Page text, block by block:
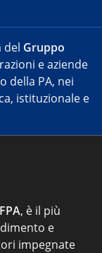
del Gruppo
e aziende
della PA, nei
istituzionale e
FPA, è il più
e
impegnate